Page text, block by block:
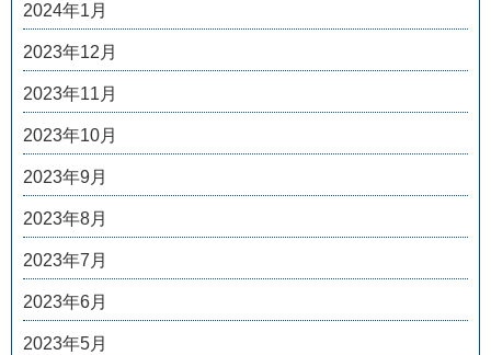
2024年1月
2023年12月
2023年11月
2023年10月
2023年9月
2023年8月
2023年7月
2023年6月
2023年5月